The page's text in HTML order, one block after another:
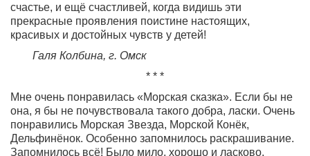
счастье, и ещё счастливей, когда видишь эти
прекрасные проявления поистине настоящих,
красивых и достойных чувств у детей!
Галя Колбина, г. Омск
* * *
Мне очень понравилась «Морская сказка». Если бы не
она, я бы не почувствовала такого добра, ласки. Очень
понравились Морская Звезда, Морской Конёк,
Дельфинёнок. Особенно запомнилось раскрашивание.
Запомнилось всё! Было мило, хорошо и ласково.